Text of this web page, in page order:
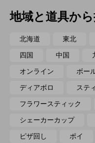
地域と道具か
北海道 東北
四国 中国
オンライン ボー
ディアボロ ステ
フラワースティック
シェーカーカップ
ピザ回し ポイ